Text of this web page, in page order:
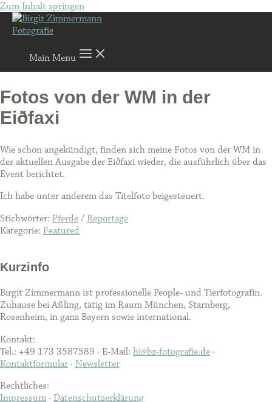
Zum Inhalt springen
Main Menu
Fotos von der WM in der
Eiðfaxi
Wie schon angekündigt, finden sich meine Fotos von der WM in
der aktuellen Ausgabe der Eiðfaxi wieder, die ausführlich über das
Event berichtet.
Ich habe unter anderem das Titelfoto beigesteuert.
Stichwörter: Pferde / Reportage
Kategorie: Featured
Kurzinfo
Birgit Zimmermann ist professionelle People- und Tierfotografin.
Zuhause bei Aßling, tätig im Raum München, Starnberg,
Rosenheim, in ganz Bayern sowie international.
Kontakt:
Tel.: +49 173 3587589 · E-Mail: hi@bz-fotografie.de ·
Kontaktformular · Newsletter
Rechtliches:
Impressum · Datenschutzerklärung